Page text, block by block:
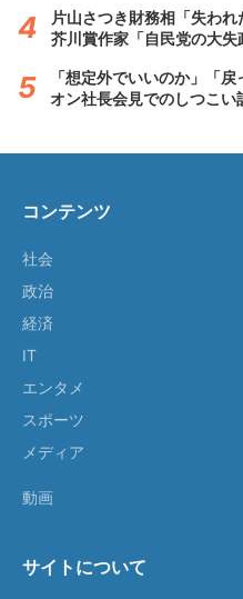
片山さつき財務相「失わ
芥川賞作家「自民党の大失
「想定外でいいのか」「
オン社長会見でのしつこい
コンテンツ
社会
政治
経済
IT
エンタメ
スポーツ
メディア
動画
サイトについて